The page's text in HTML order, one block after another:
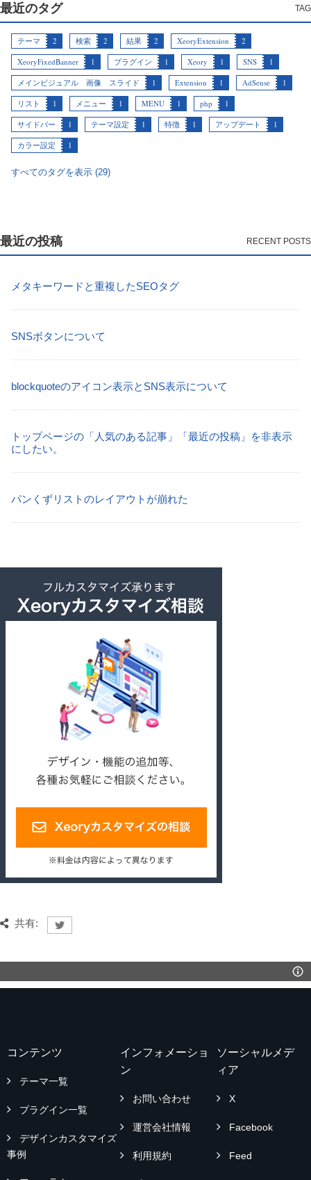
最近のタグ
テーマ 2 検索 2 結果 2 XeoryExtension
2
XeoryFixedBanner
1 プラグイン 1 Xeory 1 SNS
1
メインビジュアル 画像 スライド
1 Extension 1 AdSense
1
リスト
1 メニュー 1 MENU 1 php
1
サイドバー
1 テーマ設定 1 特徴 1 アップデート
1
カラー設定
1
すべてのタグを表示 (29)
最近の投稿
メタキーワードと重複したSEOタグ
SNSボタンについて
blockquoteのアイコン表示とSNS表示について
トップページの「人気のある記事」「最近の投稿」を非表示
にしたい。
パンくずリストのレイアウトが崩れた
共有:
コンテンツ
テーマ一覧
プラグイン一覧
デザインカスタマイズ
事例
インフォメーショ
ン
お問い合わせ
運営会社情報
利用規約
ソーシャルメデ
ィア
X
Facebook
Feed